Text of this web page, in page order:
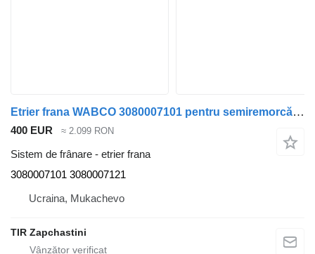
Etrier frana WABCO 3080007101 pentru semiremorcă SAF
400 EUR ≈ 2.099 RON
Sistem de frânare - etrier frana
3080007101 3080007121
Ucraina, Mukachevo
TIR Zapchastini